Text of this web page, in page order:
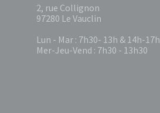
2, rue Collignon
97280 Le Vauclin
Lun - Mar : 7h30- 13h & 14h-17h
Mer-Jeu-Vend : 7h30 - 13h30